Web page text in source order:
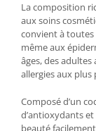
La composition
aux soins
convient à toutes
même aux
âges, des
allergies aux plus
Composé d’un
d’antioxydants